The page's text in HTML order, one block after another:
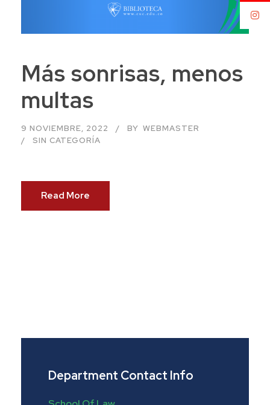
Más sonrisas, menos
multas
9 NOVIEMBRE, 2022 BY WEBMASTER
SIN CATEGORÍA
Read More
Department Contact Info